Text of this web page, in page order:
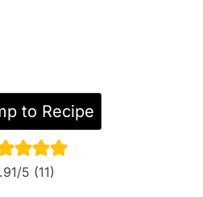
to Recipe
/5 (11)